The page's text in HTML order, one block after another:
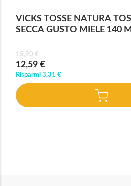
VICKS TOSSE NATURA
SECCA GUSTO MIELE 140
Prezzo
speciale
12,59 €
15,90 €
Risparmi 3,31 €